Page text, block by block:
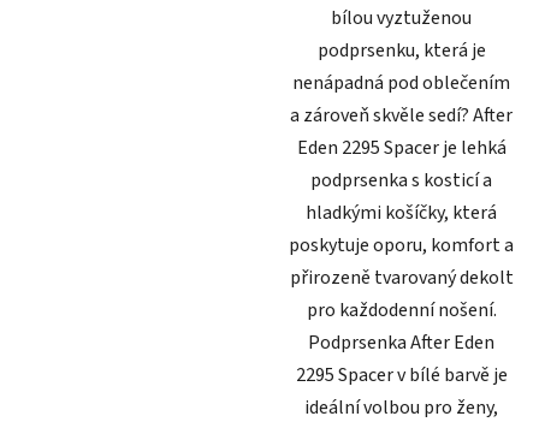
bílou vyztuženou
podprsenku, která je
nenápadná pod oblečením
a zároveň skvěle sedí? After
Eden 2295 Spacer je lehká
podprsenka s kosticí a
hladkými košíčky, která
poskytuje oporu, komfort a
přirozeně tvarovaný dekolt
pro každodenní nošení.
Podprsenka After Eden
2295 Spacer v bílé barvě je
ideální volbou pro ženy,